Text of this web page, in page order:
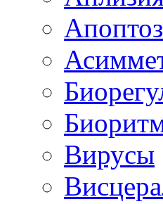
Апоптоз
Вирусы